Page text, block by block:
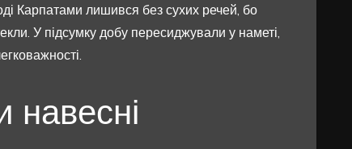
Карпатами лишився без сухих речей, бо
У підсумку добу пересиджували у наметі,
навесні